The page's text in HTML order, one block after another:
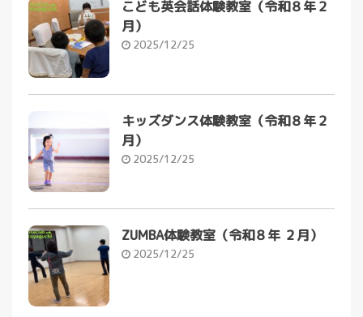
こども英会話体験教室（令和８年２
月）
2025/12/25
キッズダンス体験教室（令和８年２
月）
2025/12/25
ZUMBA体験教室（令和８年 ２月）
2025/12/25